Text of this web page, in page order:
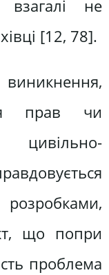
не
[12, 78].
прав чи
цивільно-
що попри
проблема